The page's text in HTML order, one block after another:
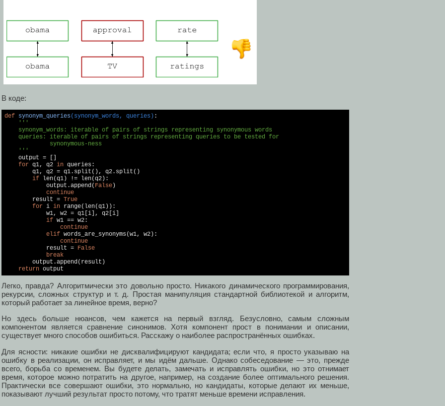
В коде:
def synonym_queries(synonym_words, queries) :
'''
    synonym_words: iterable of pairs of strings representing synonymous words
    queries: iterable of pairs of strings representing queries to be tested for
             synonymous-ness
    '''
output = []
for q1, q2 in queries:
        q1, q2 = q1.split(), q2.split()
if len(q1) != len(q2):
            output.append(
False )
continue
        result =
True
for i in range(len(q1)):
            w1, w2 = q1[i], q2[i]
if w1 == w2:
continue
elif words_are_synonyms(w1, w2):
continue
            result =
False
break
        output.append(result)
return output
Легко, правда? Алгоритмически это довольно просто. Никакого динамического программирования,
рекурсии, сложных структур и т. д. Простая манипуляция стандартной библиотекой и алгоритм,
который работает за линейное время, верно?
Но здесь больше нюансов, чем кажется на первый взгляд. Безусловно, самым сложным
компонентом является сравнение синонимов. Хотя компонент прост в понимании и описании,
существует много способов ошибиться. Расскажу о наиболее распространённых ошибках.
Для ясности: никакие ошибки не дисквалифицируют кандидата; если что, я просто указываю на
ошибку в реализации, он исправляет, и мы идём дальше. Однако собеседование — это, прежде
всего, борьба со временем. Вы будете делать, замечать и исправлять ошибки, но это отнимает
время, которое можно потратить на другое, например, на создание более оптимального решения.
Практически все совершают ошибки, это нормально, но кандидаты, которые делают их меньше,
показывают лучший результат просто потому, что тратят меньше времени исправления.